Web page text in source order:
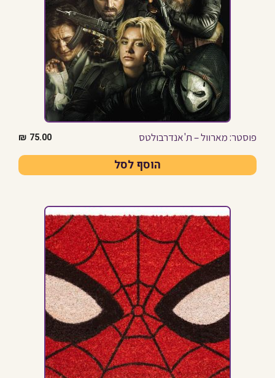
פוסטר: מארוול – ת'אנדרבולטס 75.00
₪
הוסף לסל